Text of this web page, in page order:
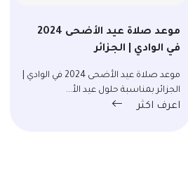
موعد صلاة عيد الأضحى 2024
في الوادي | الجزائر
موعد صلاة عيد الأضحى 2024 في الوادي |
الجزائر بمناسبة حلول عيد الأ...
اعرف اكثر